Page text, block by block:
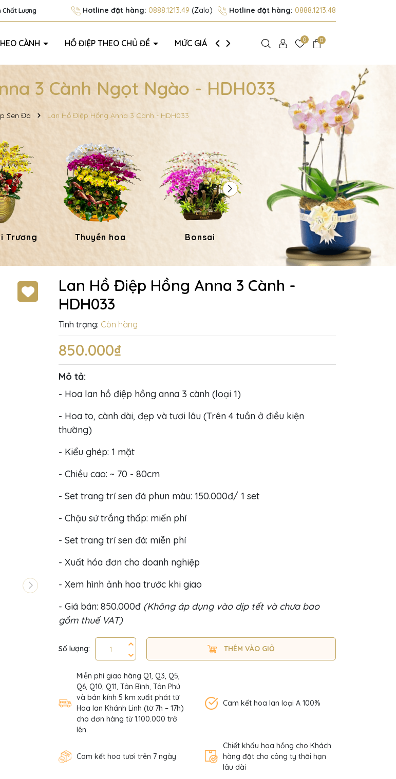
Chất Lượng Hotline đặt hàng: 0888.1213.49 (Zalo) Hotline đặt hàng: 0888.1213.48
CÀNH HỒ ĐIỆP THEO CHỦ ĐỀ MỨC GIÁ GIỚI THIỆU 0 0
3 Cành Ngọt Ngào - HDH033
Sen Đá Lan Hồ Điệp Hồng Anna 3 Cành - HDH033
Trương Thuyền hoa Bonsai Hoa Dâng Phật
Lan Hồ Điệp Hồng Anna 3 Cành -
HDH033
Tình trạng: Còn hàng
850.000₫
Mô tả:
- Hoa lan hồ điệp hồng anna 3 cành (loại 1)
- Hoa to, cành dài, đẹp và tươi lâu (Trên 4 tuần ở điều kiện
thường)
- Kiểu ghép: 1 mặt
- Chiều cao: ~ 70 - 80cm
- Set trang trí sen đá phun màu: 150.000đ/ 1 set
- Chậu sứ trắng thấp: miến phí
- Set trang trí sen đá: miễn phí
- Xuất hóa đơn cho doanh nghiệp
- Xem hình ảnh hoa trước khi giao
- Giá bán: 850.000đ (Không áp dụng vào dịp tết và chưa bao
gồm thuế VAT)
Số lượng: THÊM VÀO GIỎ
Miễn phí giao hàng Q1, Q3, Q5,
Q6, Q10, Q11, Tân Bình, Tân Phú
và bán kính 5 km xuất phát từ
Hoa lan Khánh Linh (từ 7h – 17h)
cho đơn hàng từ 1.100.000 trở
lên.
Cam kết hoa lan loại A 100%
Cam kết hoa tươi trên 7 ngày
Chiết khấu hoa hồng cho Khách
hàng đặt cho công ty thời hạn
lâu dài